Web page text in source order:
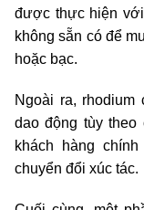
được thực hiện
không sẵn có để
hoặc bạc.
Ngoài ra,
dao động tùy theo
khách hàng
chuyển đổi xúc tác.